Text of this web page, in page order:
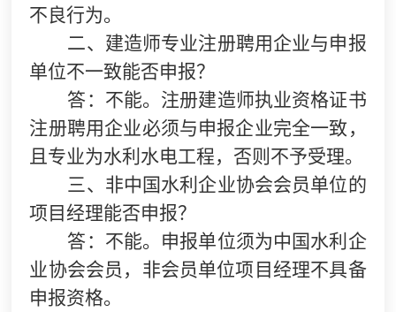
不良行为。
二、建造师专业注册聘用企业与申报
单位不一致能否申报？
答：不能。注册建造师执业资格证书
注册聘用企业必须与申报企业完全一致，
且专业为水利水电工程，否则不予受理。
三、非中国水利企业协会会员单位的
项目经理能否申报？
答：不能。申报单位须为中国水利企
业协会会员，非会员单位项目经理不具备
申报资格。